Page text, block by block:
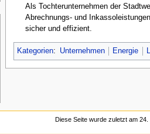
Als Tochterunternehmen der
Abrechnungs- und
sicher und effizient.
Kategorien: Unternehmen Energie
Diese Seite wurde zuletzt am